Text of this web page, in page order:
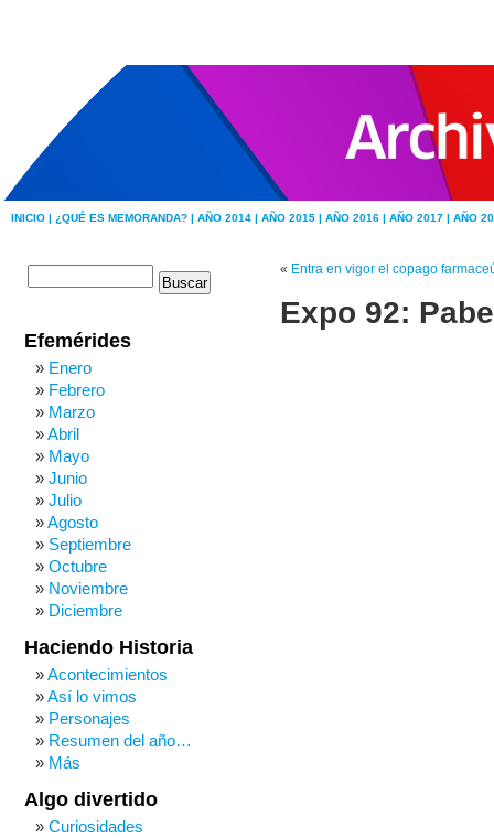
INICIO | ¿QUÉ ES MEMORANDA? | AÑO 2014 | AÑO 2015 | AÑO 2016 | AÑO 2017 | AÑO
« Entra en vigor el copago
Expo 92:
Efemérides
Enero
Febrero
Marzo
Abril
Mayo
Junio
Julio
Agosto
Septiembre
Octubre
Noviembre
Diciembre
Haciendo Historia
Acontecimientos
Así lo vimos
Personajes
Resumen del año…
Más
Algo divertido
Curiosidades